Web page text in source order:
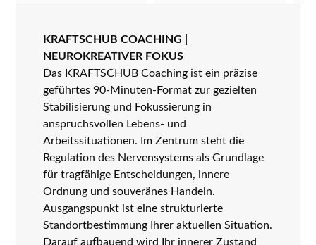
KRAFTSCHUB COACHING |
NEUROKREATIVER FOKUS
Das KRAFTSCHUB Coaching ist ein präzise
geführtes 90-Minuten-Format zur gezielten
Stabilisierung und Fokussierung in
anspruchsvollen Lebens- und
Arbeitssituationen. Im Zentrum steht die
Regulation des Nervensystems als Grundlage
für tragfähige Entscheidungen, innere
Ordnung und souveränes Handeln.
Ausgangspunkt ist eine strukturierte
Standortbestimmung Ihrer aktuellen Situation.
Darauf aufbauend wird Ihr innerer Zustand